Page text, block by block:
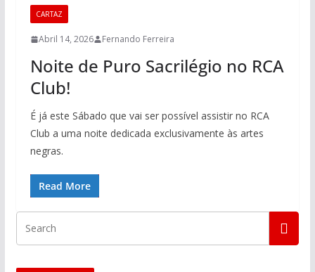
CARTAZ
Abril 14, 2026 Fernando Ferreira
Noite de Puro Sacrilégio no RCA
Club!
É já este Sábado que vai ser possível assistir no RCA
Club a uma noite dedicada exclusivamente às artes
negras.
Read More